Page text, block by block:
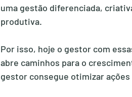
uma gestão diferenciada,
produtiva.
Por isso, hoje o gestor com
abre caminhos para o
gestor consegue otimizar